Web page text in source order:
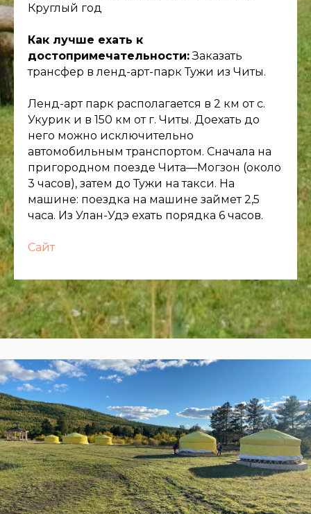
Круглый год
Как лучше ехать к
достопримечательности:Заказать
трансфер в ленд-арт-парк Тужи из Читы.
Ленд-арт парк располагается в 2 км от с.
Укурик и в 150 км от г. Читы. Доехать до
него можно исключительно
автомобильным транспортом. Сначала на
пригородном поезде Чита—Могзон (около
3 часов), затем до Тужи на такси. На
машине: поездка на машине займет 2,5
часа. Из Улан-Удэ ехать порядка 6 часов.
Сайт